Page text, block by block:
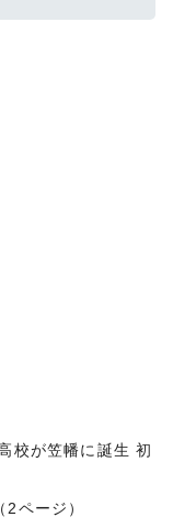
校が笠幡に誕生 初
ページ）